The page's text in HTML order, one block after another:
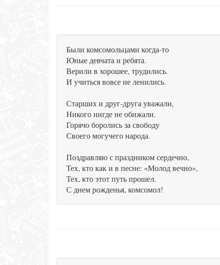
Были комсомольцами когда-то
Юные девчата и ребята.
Верили в хорошее, трудились.
И учиться вовсе не ленились.
Старших и друг-друга уважали,
Никого нигде не обижали.
Горячо боролись за свободу
Своего могучего народа.
Поздравляю с праздником сердечно,
Тех, кто как и в песне: «Молод вечно»,
Тех, кто этот путь прошел.
С днем рожденья, комсомол!